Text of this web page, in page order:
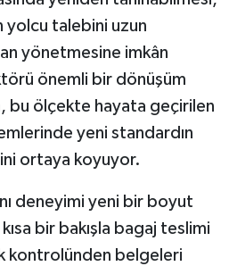
yolcu talebini uzun
yönetmesine imkân
önemli bir dönüşüm
bu ölçekte hayata geçirilen
yeni standardın
ortaya koyuyor.
deneyimi yeni bir boyut
bir bakışla bagaj teslimi
kontrolünden belgeleri